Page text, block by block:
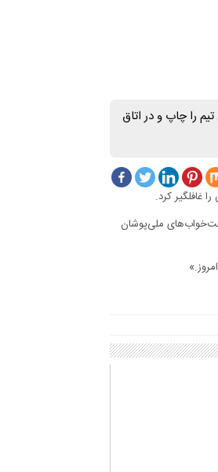
را چاپ و در اتاق
غافلگیر کرد.
ملی‌پوشان